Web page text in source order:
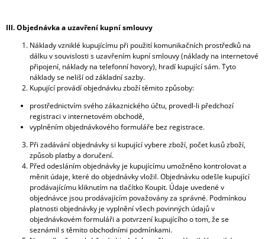
III. Objednávka a uzavření kupní smlouvy
Náklady vzniklé kupujícímu při použití komunikačních prostředků na
dálku v souvislosti s uzavřením kupní smlouvy (náklady na internetové
připojení, náklady na telefonní hovory), hradí kupující sám. Tyto
náklady se neliší od základní sazby.
Kupující provádí objednávku zboží těmito způsoby:
prostřednictvím svého zákaznického účtu, provedl-li předchozí
registraci v internetovém obchodě,
vyplněním objednávkového formuláře bez registrace.
Při zadávání objednávky si kupující vybere zboží, počet kusů zboží,
způsob platby a doručení.
Před odesláním objednávky je kupujícímu umožněno kontrolovat a
měnit údaje, které do objednávky vložil. Objednávku odešle kupující
prodávajícímu kliknutím na tlačítko Koupit. Údaje uvedené v
objednávce jsou prodávajícím považovány za správné. Podmínkou
platnosti objednávky je vyplnění všech povinných údajů v
objednávkovém formuláři a potvrzení kupujícího o tom, že se
seznámil s těmito obchodními podmínkami.